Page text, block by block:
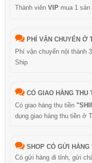
Thành viên VIP mua 1
PHÍ VẬN CHUYỂN Ở
Phí vận chuyển nội thành
Ship
CÓ GIAO HÀNG THU
Có giao hàng thu tiền
dụng giao hàng thu tiền ở
SHOP CÓ GỬI HÀNG
Có gửi hàng đi tỉnh, gửi